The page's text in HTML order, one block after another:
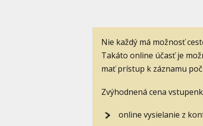
Nie každý má možnosť
Takáto online účasť je
mať prístup k záznamu
Zvýhodnená cena
online vysielanie z